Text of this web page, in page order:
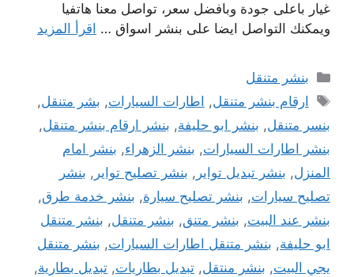
غيار باعلى جودة وبافضل سعر، تواصل معنا هاتفيا
ويمكنك التواصل ايضا على بنشر اسواق … اقرأ المزيد
التصنيفات
بنشر متنقل
الوسوم
ارقام بنشر متنقل, اطارات السيارات, بشر متنقل,
بنسر متنقل, بنشر ابو حليفة, بنشر ارقام بنشر متنقل,
بنشر اطارات السيارات, بنشر الزهراء, بنشر امام
المنزل, بنشر تبديل تواير , بنشر تصليح تواير , بنشر
تصليح سيارات, بنشر تصليح سيارة, بنشر خدمة طرق,
بنشر عند البيت, بنشر متنق, بنشر متنقل, بنشر متنقل
ابو حليفة, بنشر متنقل اطارات السيارات, بنشر متنقل
يجي البيت, بنشر منتقل, تبديل بطاريات, تبديل بطارية,